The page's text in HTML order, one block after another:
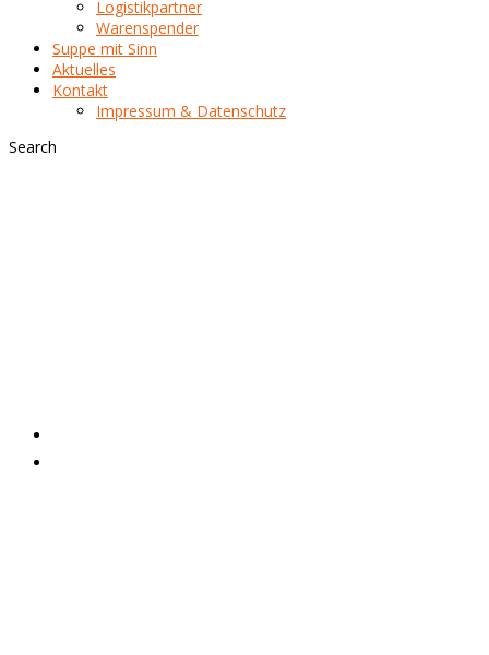
Logistikpartner
Warenspender
Suppe mit Sinn
Aktuelles
Kontakt
Impressum & Datenschutz
Search